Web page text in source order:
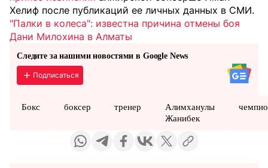
Хелиф после публикаций ее личных данных в СМИ.
"Палки в колеса": известна причина отмены боя
Дани Милохина в Алматы
Следите за нашими новостями в Google News
Подписаться
Бокс боксер тренер
Алимханулы
Жанибек